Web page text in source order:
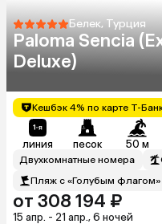
Белек, Турция
Paloma Sencia
Deluxe)
Кешбэк 4% по карте Т-
линия песок 50 м
Двухкомнатные номера
Пляж с «Голубым флагом»
от 308 194 ₽
15 апр. - 21 апр., 6 ночей